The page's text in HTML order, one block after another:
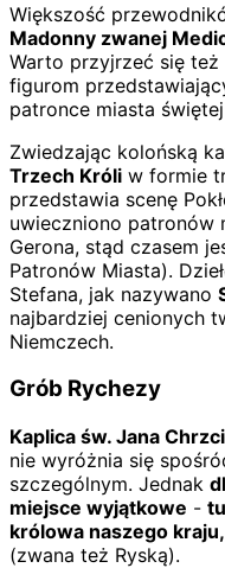
Większość
Madonny zwanej
Warto przyjrzeć się
figurom
patronce miasta
Zwiedzając kolońską
Trzech Króli w formie
przedstawia scenę
uwieczniono patronów
Gerona, stąd czasem
Patronów Miasta).
Stefana, jak nazywano
najbardziej cenionych
Niemczech.
Grób Rychezy
Kaplica św. Jana
nie wyróżnia się
szczególnym. Jednak
miejsce wyjątkowe -
królowa naszego
(zwana też Ryską).